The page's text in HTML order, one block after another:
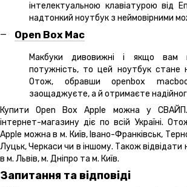
інтелектуальною клавіатурою від
надтонкий ноутбук з неймовірними
Open Box Mac
Макбуки дивовижні і якщо вам
потужність, то цей ноутбук стане
Отож, обравши openbox
заощаджуєте, а й отримаєте
Купити Open Box Apple можна у
інтернет-магазину діє по всій Україні.
Apple можна в м. Київ, Івано-Франківськ,
Луцьк, Черкаси чи в іншому. Також
в м. Львів, м. Дніпро та м. Київ.
Запитання та відповіді